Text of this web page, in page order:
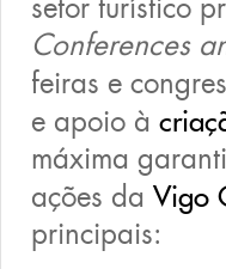
setor turístico
Conferences
feiras e
e apoio à
máxima
ações da Vigo
principais: